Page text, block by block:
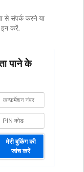
से संपर्क करने या
इन करें.
पाने के
मेरी बुकिंग की
जांच करें